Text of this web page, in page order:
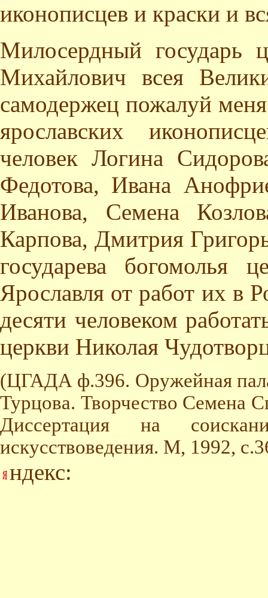
иконописцев и краски и
Милосердный государь
Михайлович всея
самодержец пожалуй меня
ярославских
человек Логина
Федотова, Ивана
Иванова, Семена
Карпова, Дмитрия
государева богомолья
Ярославля от работ их в
десяти человеком
церкви Николая
(ЦГАДА ф.396. Оружейная
Турцова. Творчество Семена
Диссертация на
искусствоведения. М, 1992,
ндекс: